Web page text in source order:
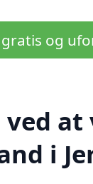
gratis og
ved
i